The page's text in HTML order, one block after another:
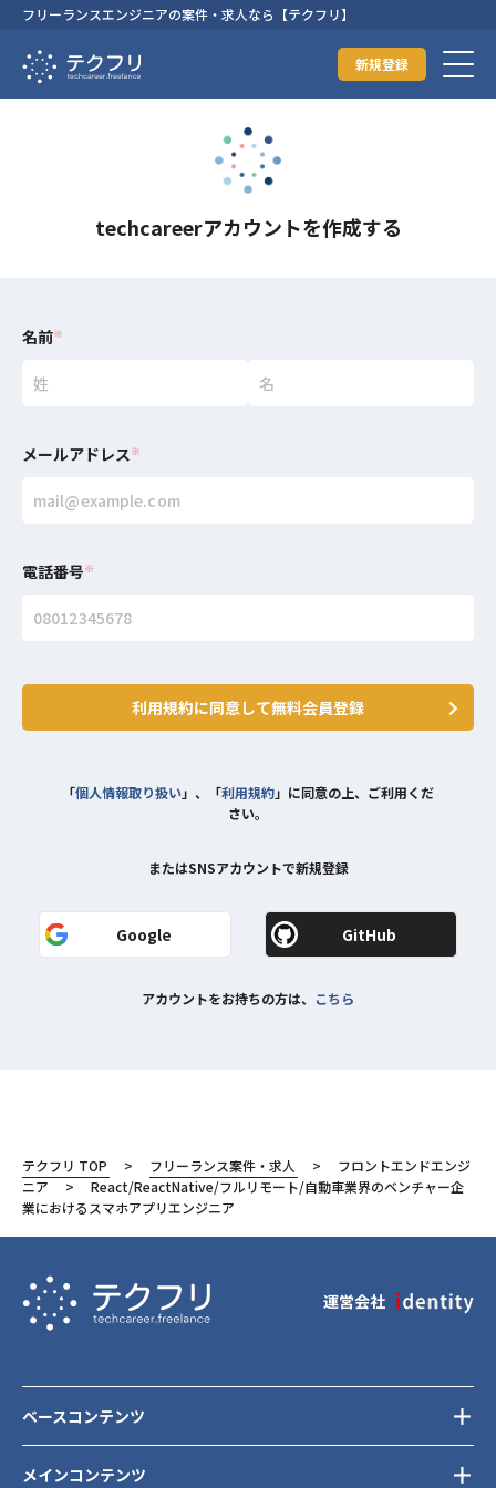
フリーランスエンジニアの案件・求人なら【テクフリ】
新規登録
techcareerアカウントを作成する
名前※
メールアドレス※
電話番号※
利用規約に同意して無料会員登録
「個人情報取り扱い」、「利用規約」に同意の上、ご利用くだ
さい。
またはSNSアカウントで新規登録
Google GitHub
アカウントをお持ちの方は、 こちら
テクフリ TOP フリーランス案件・求人
フロントエンドエンジ
ニア
React/ReactNative/フルリモート/自動車業界のベンチャー企
業におけるスマホアプリエンジニア
運営会社
メインコンテンツ
ベースコンテンツ